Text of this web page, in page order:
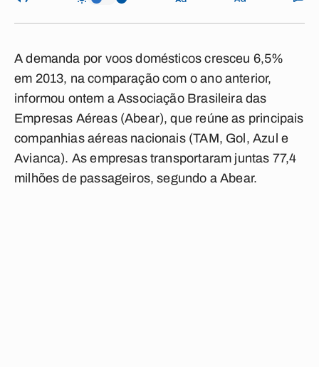
A demanda por voos domésticos cresceu 6,5%
em 2013, na comparação com o ano anterior,
informou ontem a Associação Brasileira das
Empresas Aéreas (Abear), que reúne as principais
companhias aéreas nacionais (TAM, Gol, Azul e
Avianca). As empresas transportaram juntas 77,4
milhões de passageiros, segundo a Abear.